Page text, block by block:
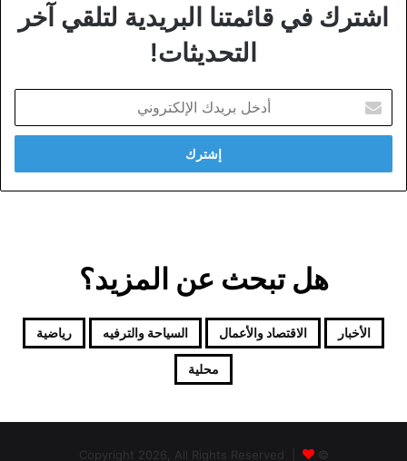
اشترك في قائمتنا البريدية لتلقي آخر
التحديثات!
بريدك
الإلكتروني
هل تبحث عن المزيد؟
الأخبار الاقتصاد والأعمال السياحة والترفيه رياضية
محلية
© Copyright 2026, All Rights Reserved |